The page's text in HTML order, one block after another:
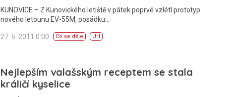
KUNOVICE – Z Kunovického letiště v pátek poprvé vzlétl prototyp
nového letounu EV-55M, posádku…
27. 6. 2011 0:00 Co se děje UH
Nejlepším valašským receptem se stala
králičí kyselice